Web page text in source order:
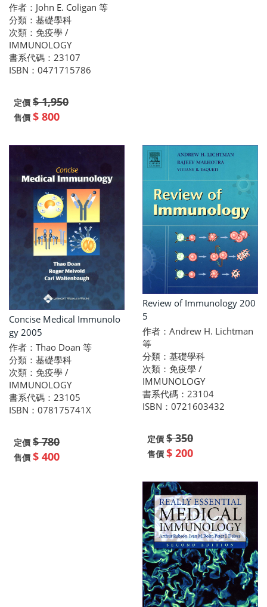
作者：John E. Coligan 等
分類：基礎學科
次類：免疫學 /
IMMUNOLOGY
書系代碼：23107
ISBN：0471715786
定價 $ 1,950
售價 $ 800
Concise Medical Immunolo
gy 2005
作者：Thao Doan 等
分類：基礎學科
次類：免疫學 /
IMMUNOLOGY
書系代碼：23105
ISBN：078175741X
定價 $ 780
售價 $ 400
Review of Immunology 200
5
作者：Andrew H. Lichtman
等
分類：基礎學科
次類：免疫學 /
IMMUNOLOGY
書系代碼：23104
ISBN：0721603432
定價 $ 350
售價 $ 200